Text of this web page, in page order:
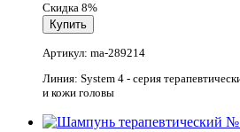
Скидка 8%
Артикул: ma-289214
Линия: System 4 - серия
и кожи головы